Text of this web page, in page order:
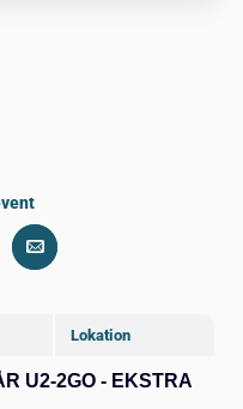
Lokation
U2-2GO - EKSTRA